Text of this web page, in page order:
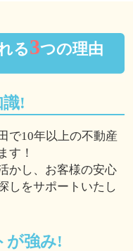
る3つの理由
!
で10年以上の不動産
す！
かし、お客様の安心
しをサポートいたし
が強み!